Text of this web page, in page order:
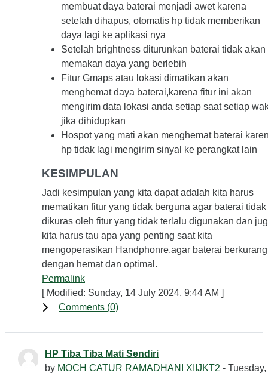
membuat daya baterai menjadi awet karena
setelah dihapus, otomatis hp tidak memberikan
daya lagi ke aplikasi nya
Setelah brightness diturunkan baterai tidak akan
memakan daya yang berlebih
Fitur Gmaps atau lokasi dimatikan akan
menghemat daya baterai,karena fitur ini akan
mengirim data lokasi anda setiap saat setiap
jika dihidupkan
Hospot yang mati akan menghemat baterai
hp tidak lagi mengirim sinyal ke perangkat lain
KESIMPULAN
Jadi kesimpulan yang kita dapat adalah kita harus
mematikan fitur yang tidak berguna agar baterai tidak
dikuras oleh fitur yang tidak terlalu digunakan dan
kita harus tau apa yang penting saat kita
mengoperasikan Handphonre,agar baterai berkurang
dengan hemat dan optimal.
Permalink
[ Modified: Sunday, 14 July 2024, 9:44 AM ]
Comments (0)
HP Tiba Tiba Mati Sendiri
by MOCH CATUR RAMADHANI XIIJKT2 -